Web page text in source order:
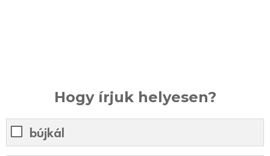
Hogy írjuk helyesen?
bújkál